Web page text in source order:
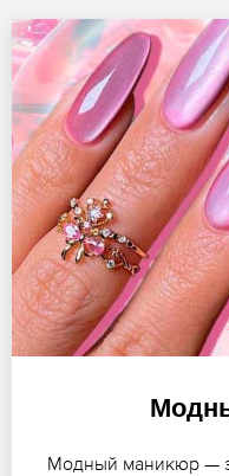
Модный маникюр —